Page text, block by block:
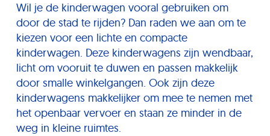
Wil je de kinderwagen vooral gebruiken om
door de stad te rijden? Dan raden we aan om te
kiezen voor een lichte en compacte
kinderwagen. Deze kinderwagens zijn wendbaar,
licht om vooruit te duwen en passen makkelijk
door smalle winkelgangen. Ook zijn deze
kinderwagens makkelijker om mee te nemen met
het openbaar vervoer en staan ze minder in de
weg in kleine ruimtes.